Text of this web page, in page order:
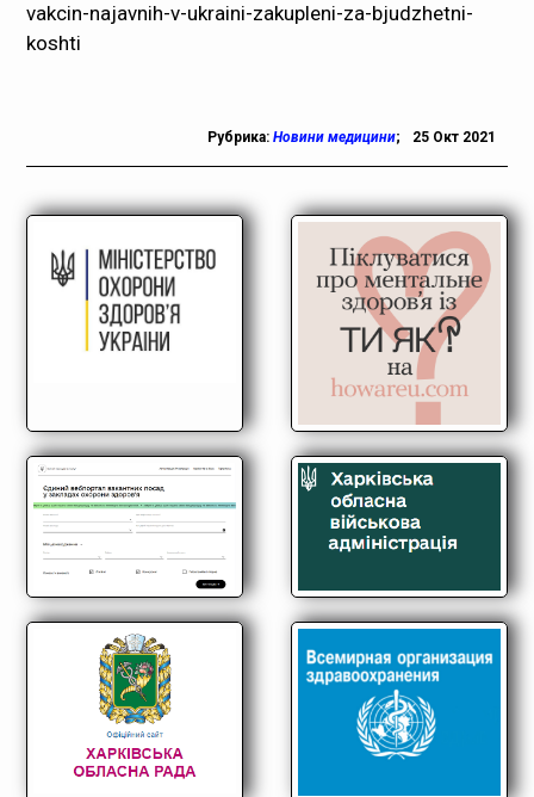
vakcin-najavnih-v-ukraini-zakupleni-za-bjudzhetni-
koshti
Рубрика: Новини медицини; 25 Окт 2021